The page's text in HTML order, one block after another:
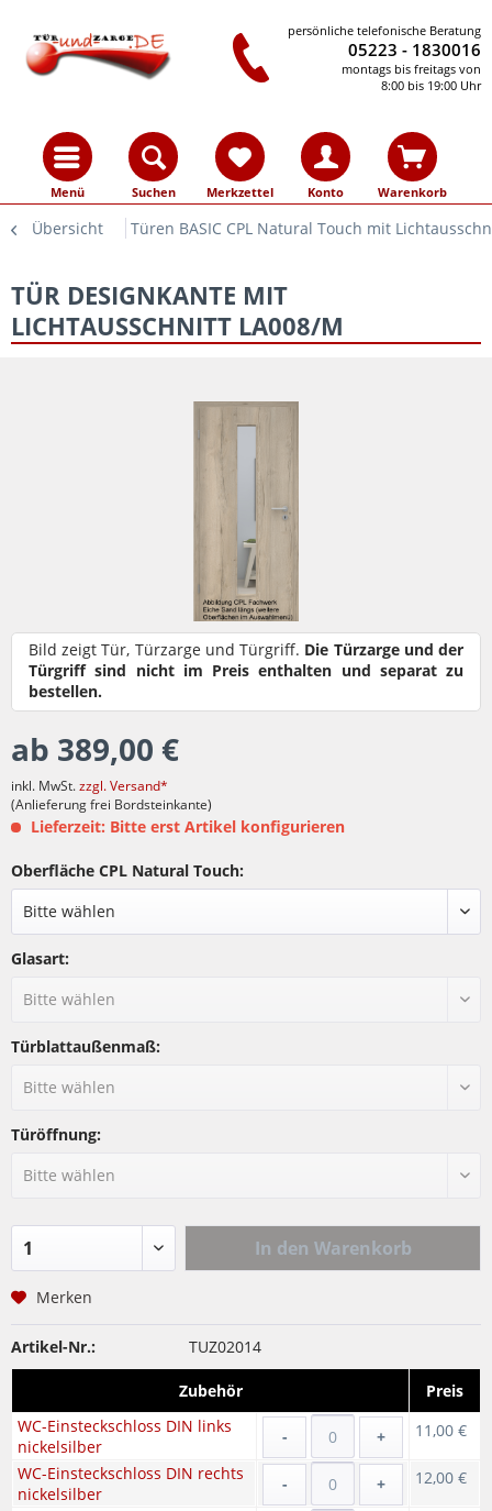
persönliche telefonische Beratung
05223 - 1830016
montags bis freitags von
8:00 bis 19:00 Uhr
Menü Suchen Merkzettel Konto Warenkorb
Übersicht Türen BASIC CPL Natural Touch mit
TÜR DESIGNKANTE MIT
LICHTAUSSCHNITT LA008/M
Bild zeigt Tür, Türzarge und Türgriff. Die Türzarge und der
Türgriff sind nicht im Preis enthalten und separat zu
bestellen.
ab 389,00 €
inkl. MwSt.zzgl. Versand*
(Anlieferung frei Bordsteinkante)
Lieferzeit: Bitte erst Artikel konfigurieren
Oberfläche CPL Natural Touch:
Glasart:
Türblattaußenmaß:
Türöffnung:
In den Warenkorb
Merken
Artikel-Nr.: TUZ02014
Zubehör
Preis
WC-Einsteckschloss DIN links
nickelsilber
- + 11,00 €
WC-Einsteckschloss DIN rechts
nickelsilber
- + 12,00 €